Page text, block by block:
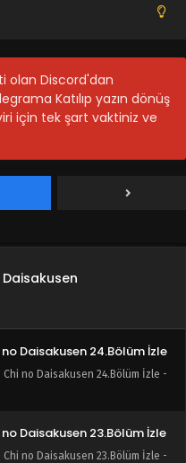
olan Discord'dan
Katılıp yazın dönüş
için tek şart vaktiniz ve
Daisakusen 27.Bölüm İzle
Chi no Daisakusen 27.Bölüm İzle -
Daisakusen 26.Bölüm İzle
Chi no Daisakusen 26.Bölüm İzle -
Daisakusen 25.Bölüm İzle
Daisakusen 24.Bölüm İzle
Chi no Daisakusen 24.Bölüm İzle -
Daisakusen 23.Bölüm İzle
Chi no Daisakusen 23.Bölüm İzle -